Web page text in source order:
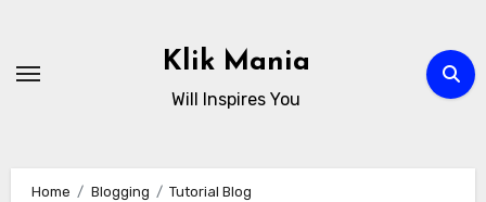
content
Klik Mania
Will Inspires You
Home Blogging
Tutorial Blog